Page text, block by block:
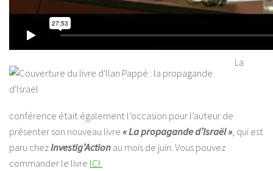
La
conférence était également l’occasion pour l’auteur de
présenter son nouveau livre« La propagande d’Israël », qui est
paru chezInvestig’Actionau mois de juin. Vous pouvez
commander le livre ICI.